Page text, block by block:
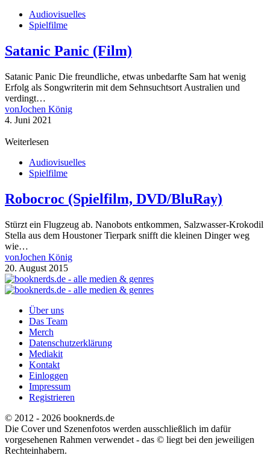
Audiovisuelles
Spielfilme
Satanic Panic (Film)
Satanic Panic Die freundliche, etwas unbedarfte Sam hat wenig
Erfolg als Songwriterin mit dem Sehnsuchtsort Australien und
verdingt…
vonJochen König
4. Juni 2021
Weiterlesen
Audiovisuelles
Spielfilme
Robocroc (Spielfilm, DVD/BluRay)
Stürzt ein Flugzeug ab. Nanobots entkommen, Salzwasser-Krokodil
Stella aus dem Houstoner Tierpark snifft die kleinen Dinger weg
wie…
vonJochen König
20. August 2015
Über uns
Das Team
Merch
Datenschutzerklärung
Mediakit
Kontakt
Einloggen
Impressum
Registrieren
© 2012 - 2026 booknerds.de
Die Cover und Szenenfotos werden ausschließlich im dafür
vorgesehenen Rahmen verwendet - das © liegt bei den jeweiligen
Rechteinhabern.